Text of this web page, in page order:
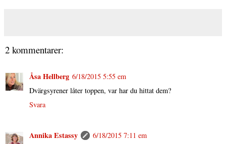
2 kommentarer:
Åsa Hellberg 6/18/2015 5:55 em
Dvärgsyrener låter toppen, var har du hittat dem?
Svara
Annika Estassy
6/18/2015 7:11 em